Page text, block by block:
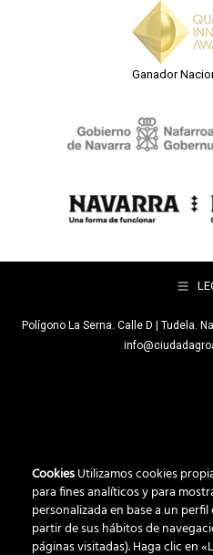
Ganador
Polígono La Serna. Calle D | Tudela.
CookiesUtilizamos cookies
para fines analíticos y para
personalizada en base a un
partir de sus hábitos de
páginas visitadas). Haga clic en